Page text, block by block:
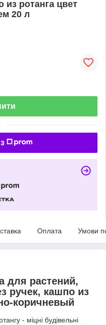
из ротанга цвет
20 л
Оплата Умови
для растений,
ручек, кашпо из
коричневый
- міцні будівельні